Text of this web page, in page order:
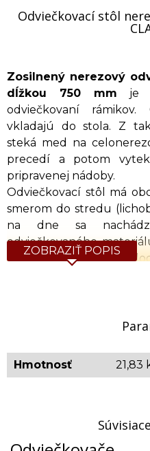
Odviečkovací stôl
Zosilnený nerezový
dĺžkou 750 mm je
odviečkovaní rámikov.
vkladajú do stola. Z
steká med na
precedí a potom
pripravenej nádoby.
Odviečkovací stôl má
smerom do stredu
na dne sa
odviečkovaného
ventil 5/4". K stolu je
87 cm). Stoly sú
objednať (kód:
svojpomocne. K stolu je
Orientačná hmotnosť:
ZOBRAZIŤ POPIS
Hmotnosť 21,83